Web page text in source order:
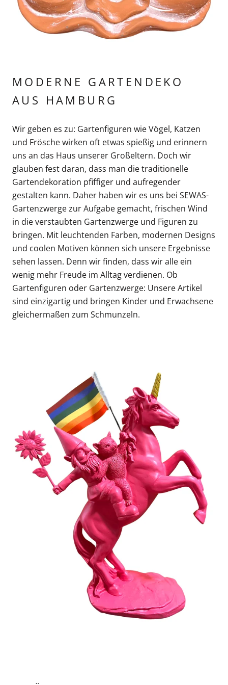
MODERNE GARTENDEKO
AUS HAMBURG
Wir geben es zu: Gartenfiguren wie Vögel, Katzen
und Frösche wirken oft etwas spießig und erinnern
uns an das Haus unserer Großeltern. Doch wir
glauben fest daran, dass man die traditionelle
Gartendekoration pfiffiger und aufregender
gestalten kann. Daher haben wir es uns bei SEWAS-
Gartenzwerge zur Aufgabe gemacht, frischen Wind
in die verstaubten Gartenzwerge und Figuren zu
bringen. Mit leuchtenden Farben, modernen Designs
und coolen Motiven können sich unsere Ergebnisse
sehen lassen. Denn wir finden, dass wir alle ein
wenig mehr Freude im Alltag verdienen. Ob
Gartenfiguren oder Gartenzwerge: Unsere Artikel
sind einzigartig und bringen Kinder und Erwachsene
gleichermaßen zum Schmunzeln.